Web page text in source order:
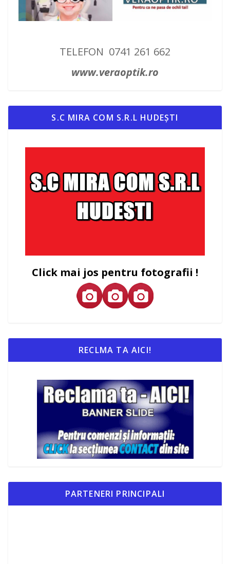
TELEFON 0741 261 662
www.veraoptik.ro
S.C MIRA COM S.R.L HUDEȘTI
Click mai jos pentru fotografii !
RECLMA TA AICI!
PARTENERI PRINCIPALI